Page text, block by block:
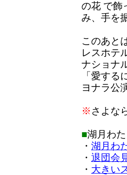
の花 で飾
み、手を
このあと
レスホテ
ナショナ
「愛す
ヨナラ公
※ さよな
■湖月わ
・ 湖月わ
・ 退団会
・ 大きい